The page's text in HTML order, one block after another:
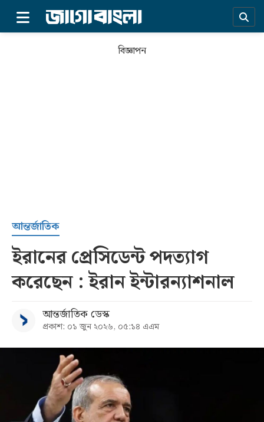
সর্বশেষ
বিভাগ
কনভার্টার
বিজ্ঞাপন
আন্তর্জাতিক
ইরানের প্রেসিডেন্ট পদত্যাগ
করেছেন : ইরান ইন্টারন্যাশনাল
আন্তর্জাতিক ডেস্ক
প্রকাশ: ০১ জুন ২০২৬, ০৫:১৪ এএম